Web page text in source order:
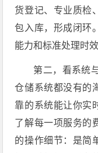
货登记、专业质检
包入库，形成闭环
能力和标准处理时
第二，看系统
仓储系统都没有的
靠的系统能让你实
了解每一项服务的
的操作细节：是简